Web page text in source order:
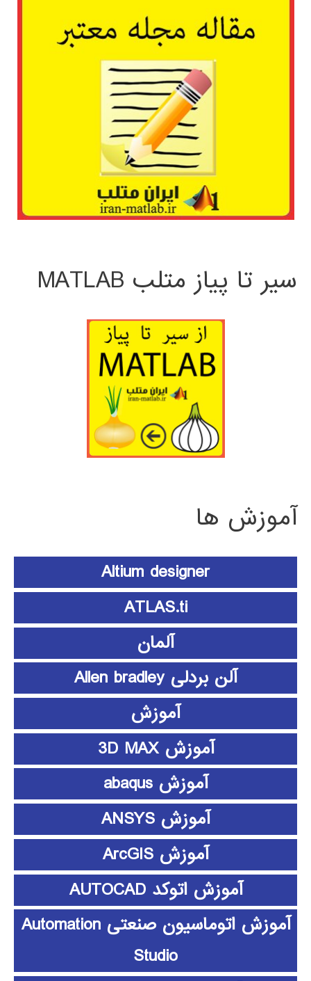
سیر تا پیاز متلب MATLAB
آموزش ها
Altium designer
ATLAS.ti
آلمان
آلن بردلی Allen bradley
آموزش
آموزش 3D MAX
آموزش abaqus
آموزش ANSYS
آموزش ArcGIS
آموزش اتوکد AUTOCAD
آموزش اتوماسیون صنعتی Automation
Studio